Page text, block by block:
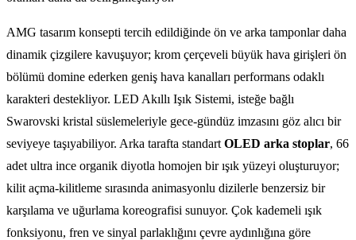
AMG tasarım konsepti tercih edildiğinde ön ve arka tamponlar daha
dinamik çizgilere kavuşuyor; krom çerçeveli büyük hava girişleri ön
bölümü domine ederken geniş hava kanalları performans odaklı
karakteri destekliyor. LED Akıllı Işık Sistemi, isteğe bağlı
Swarovski kristal süslemeleriyle gece-gündüz imzasını göz alıcı bir
seviyeye taşıyabiliyor. Arka tarafta standart OLED arka stoplar, 66
adet ultra ince organik diyotla homojen bir ışık yüzeyi oluşturuyor;
kilit açma-kilitleme sırasında animasyonlu dizilerle benzersiz bir
karşılama ve uğurlama koreografisi sunuyor. Çok kademeli ışık
fonksiyonu, fren ve sinyal parlaklığını çevre aydınlığına göre